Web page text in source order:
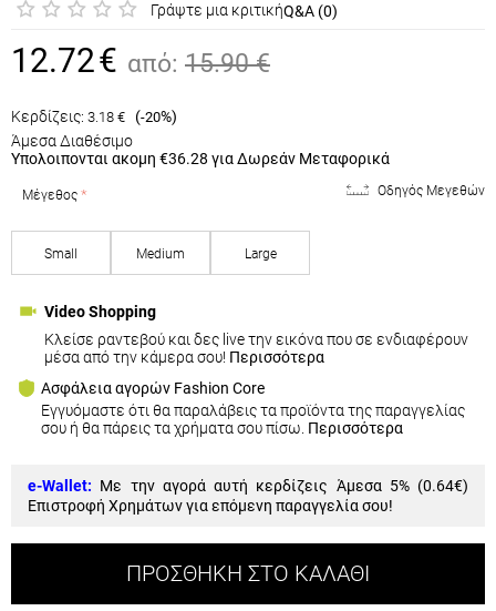
Γράψτε μια κριτικήQ&A (0)
12.72€ από: 15.90 €
Κερδίζεις: 3.18 € (-20%)
Άμεσα Διαθέσιμο
Υπολοιπονται ακομη €36.28 για Δωρεάν Μεταφορικά
Οδηγός Μεγεθών
Μέγεθος
Small Medium Large
Video Shopping
Κλείσε ραντεβού και δες live την εικόνα που σε ενδιαφέρουν
μέσα από την κάμερα σου! Περισσότερα
Ασφάλεια αγορών Fashion Core
Εγγυόμαστε ότι θα παραλάβεις τα προϊόντα της παραγγελίας
σου ή θα πάρεις τα χρήματα σου πίσω. Περισσότερα
e-Wallet: Με την αγορά αυτή κερδίζεις Άμεσα 5% (0.64€)
Επιστροφή Χρημάτων για επόμενη παραγγελία σου!
ΠΡΟΣΘΉΚΗ ΣΤΟ ΚΑΛΆΘΙ